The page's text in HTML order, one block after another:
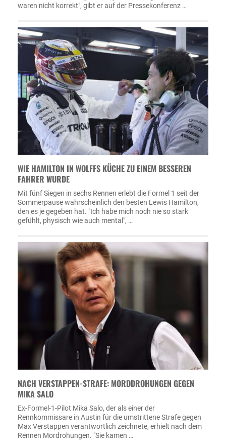
waren nicht korrekt", gibt er auf der Pressekonferenz …
WIE HAMILTON IN WOLFFS KÜCHE ZU EINEM BESSEREN
FAHRER WURDE
Mit fünf Siegen in sechs Rennen erlebt die Formel 1 seit der
Sommerpause wahrscheinlich den besten Lewis Hamilton,
den es je gegeben hat. "Ich habe mich noch nie so stark
gefühlt, physisch wie auch mental", …
NACH VERSTAPPEN-STRAFE: MORDDROHUNGEN GEGEN
MIKA SALO
Ex-Formel-1-Pilot Mika Salo, der als einer der
Rennkommissare in Austin für die umstrittene Strafe gegen
Max Verstappen verantwortlich zeichnete, erhielt nach dem
Rennen Mordrohungen. "Sie kamen …